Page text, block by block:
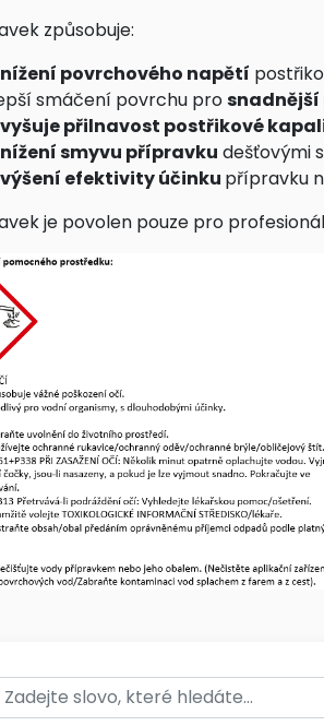
způsobuje:
povrchového napětí
smáčení povrchu pro
přilnavost postřikové
smyvu přípravku dešťovými
efektivity účinku přípravku
je povolen pouze pro